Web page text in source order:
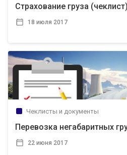
Страхование груза (чеклист)
18 июля 2017
Чеклисты и документы
Перевозка негабаритных
22 июня 2017